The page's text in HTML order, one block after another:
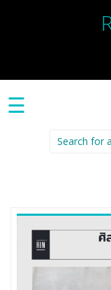
☰
Search
for: